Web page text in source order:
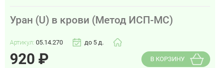
Уран (U) в крови (Метод ИСП-МС)
Артикул: 05.14.270 до 5 д.
920 ₽ В КОРЗИНУ